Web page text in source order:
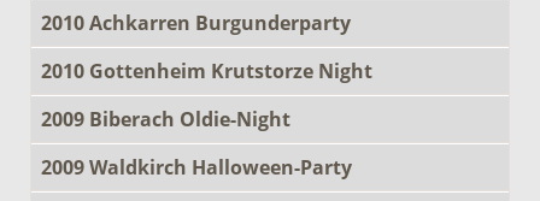
2010 Achkarren Burgunderparty
2010 Gottenheim Krutstorze Night
2009 Biberach Oldie-Night
2009 Waldkirch Halloween-Party